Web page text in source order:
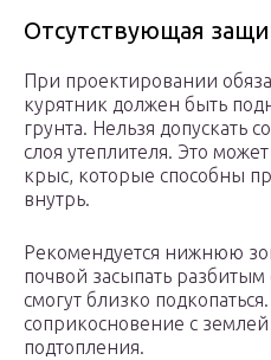
Отсутствующая
При проектировании
курятник должен быть
грунта. Нельзя допускать
слоя утеплителя. Это
крыс, которые способны
внутрь.
Рекомендуется нижнюю
почвой засыпать
смогут близко
соприкосновение с
подтопления.